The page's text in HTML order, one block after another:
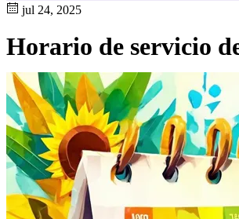
jul 24, 2025
Horario de servicio